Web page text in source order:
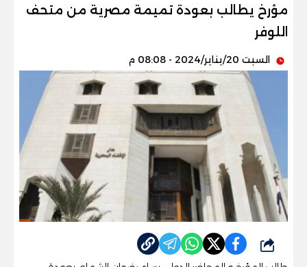
مؤرخ يطالب بعودة تميمة مصرية من متحف
اللوفر
السبت 20/يناير/2024 - 08:08 م
شارك